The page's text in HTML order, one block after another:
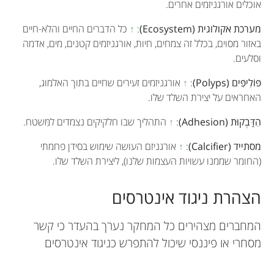
אוכלים אורגניזמים אחרים.
מערכת אקולוגית (Ecosystem)
:
↑ כל הדברים החיים והלא-חיים
באזור מסוים, בכלל זה צמחים, חיות, אורגניזמים קטנים, מים, אדמה
וסלעים.
פּוֹלִיפִּים (Polyps)
:
↑ אורגניזמים זעירים שחיים בתוך האלמוג,
האחראים על יצירת השלד שלו.
הִדָּבְקוּת (Adhesion)
:
↑ התהליך שבו חלקיקים נצמדים למִּשטח.
מסתייד (Calcifier)
:
↑ אורגניזם העושה שימוש בסידן פחמתי
(החומר שממנו עשויות העצמות שלנו), ליצירת השלד שלו.
הצהרת ניגוד אינטרסים
המחברים מצהירים כל המחקר נערך בהעדר כי קשר
מסחרי או פיננסי שיכול להתפרש כניגוד אינטרסים